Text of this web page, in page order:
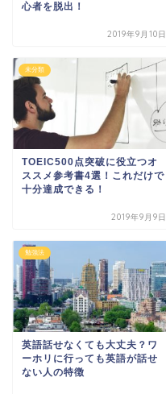
心者を脱出！
2019年9月10日
未分類
TOEIC500点突破に役立つオ
ススメ参考書4選！これだけで
十分達成できる！
2019年9月9日
勉強法
英語話せなくても大丈夫？ワ
ーホリに行っても英語が話せ
ない人の特徴